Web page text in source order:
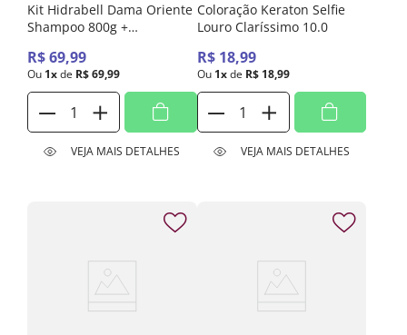
Kit Hidrabell Dama Oriente
Shampoo 800g +
R$69,99
Ou 1xde R$69,99
VEJA MAIS DETALHES
Coloração Keraton Selfie
Louro Claríssimo 10.0
R$ 18,99
Ou 1x de R$ 18,99
VEJA MAIS DETALHES